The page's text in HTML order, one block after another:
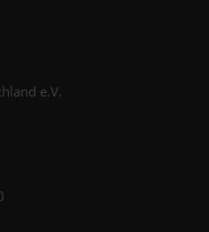
e.V.